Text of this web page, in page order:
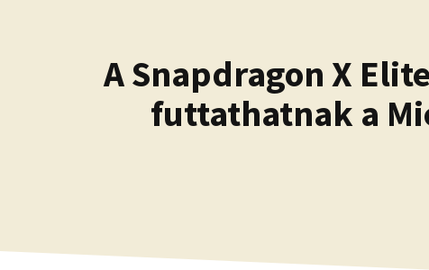
A Snapdragon X
futtathatnak a